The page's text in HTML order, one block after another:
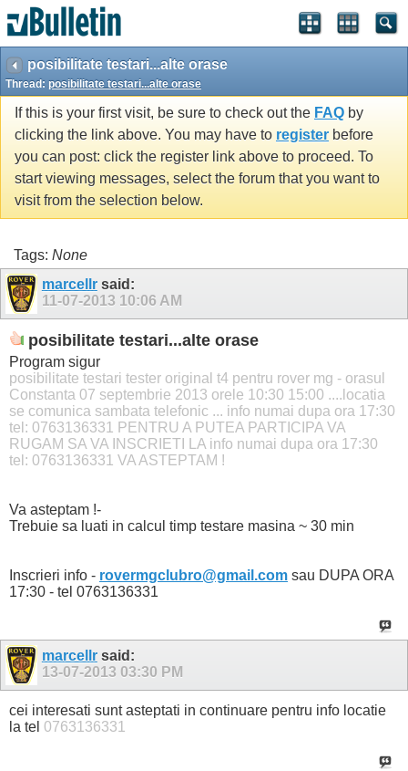
posibilitate testari...alte orase
Thread: posibilitate testari...alte orase
If this is your first visit, be sure to check out the FAQ by
clicking the link above. You may have to register before
you can post: click the register link above to proceed. To
start viewing messages, select the forum that you want to
visit from the selection below.
Tags: None
marcellrsaid:
11-07-2013 10:06 AM
posibilitate testari...alte orase
Program sigur
posibilitate testari tester original t4 pentru rover mg - orasul
Constanta 07 septembrie 2013 orele 10:30 15:00 ....locatia
se comunica sambata telefonic ... info numai dupa ora 17:30
tel: 0763136331 PENTRU A PUTEA PARTICIPA VA
RUGAM SA VA INSCRIETI LA info numai dupa ora 17:30
tel: 0763136331 VA ASTEPTAM !
Va asteptam !-
Trebuie sa luati in calcul timp testare masina ~ 30 min
Inscrieri info - rovermgclubro@gmail.com sau DUPA ORA
17:30 - tel 0763136331
marcellrsaid:
13-07-2013 03:30 PM
cei interesati sunt asteptati in continuare pentru info locatie
la tel 0763136331